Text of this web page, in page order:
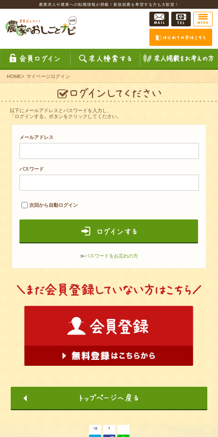
農業求人や農業への転職情報が満載！新規就農を希望する方も大歓迎！
HOME> マイページログイン
以下にメールアドレスとパスワードを入力し、
「ログインする」ボタンをクリックしてください。
メールアドレス
パスワード
次回から自動ログイン
≫パスワードをお忘れの方